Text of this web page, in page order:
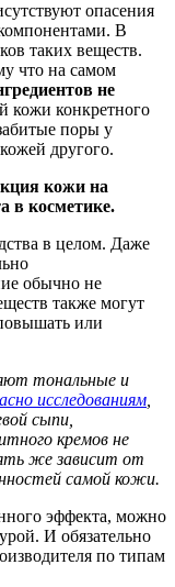
опасения
В
таких веществ.
что на самом
не
кожи конкретного
поры у
другого.
кожи на
в косметике.
в целом. Даже
обычно не
также могут
или
тональные и
исследованиям
сыпи,
кремов не
жезависит от
самой кожи.
эффекта, можно
И обязательно
по типам